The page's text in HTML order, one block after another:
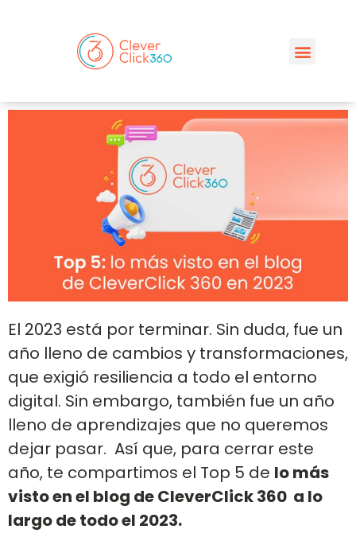
El 2023 está por terminar. Sin duda, fue un
año lleno de cambios y transformaciones,
que exigió resiliencia a todo el entorno
digital. Sin embargo, también fue un año
lleno de aprendizajes que no queremos
dejar pasar. Así que, para cerrar este
año, te compartimos el Top 5 de lo más
visto en el blog de CleverClick 360 a lo
largo de todo el 2023.